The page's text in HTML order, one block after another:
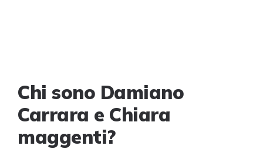
Chi sono Damiano
Carrara e Chiara
maggenti?